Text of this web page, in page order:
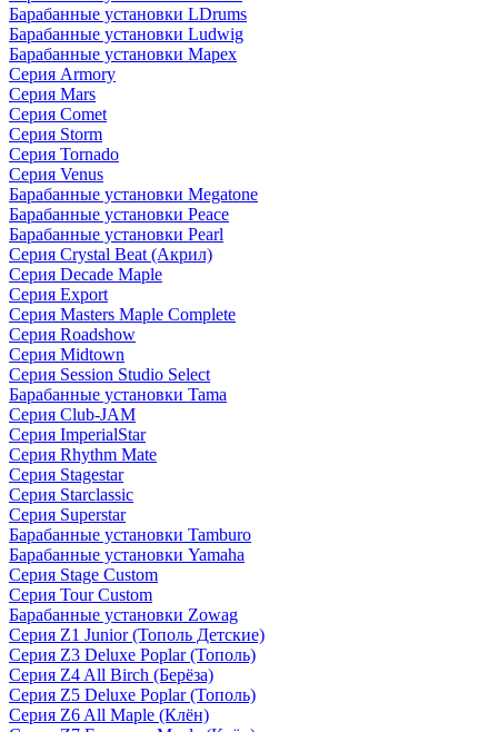
Барабанные установки LDrums
Барабанные установки Ludwig
Барабанные установки Mapex
Серия Armory
Серия Mars
Серия Comet
Серия Storm
Серия Tornado
Серия Venus
Барабанные установки Megatone
Барабанные установки Peace
Барабанные установки Pearl
Серия Crystal Beat (Акрил)
Серия Decade Maple
Серия Export
Серия Masters Maple Complete
Серия Roadshow
Серия Midtown
Серия Session Studio Select
Барабанные установки Tama
Серия Club-JAM
Серия ImperialStar
Серия Rhythm Mate
Серия Stagestar
Серия Starclassic
Серия Superstar
Барабанные установки Tamburo
Барабанные установки Yamaha
Серия Stage Custom
Серия Tour Custom
Барабанные установки Zowag
Серия Z1 Junior (Тополь Детские)
Серия Z3 Deluxe Poplar (Тополь)
Серия Z4 All Birch (Берёза)
Серия Z5 Deluxe Poplar (Тополь)
Серия Z6 All Maple (Клён)